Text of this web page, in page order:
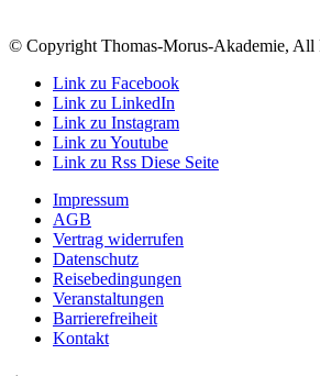
© Copyright Thomas-Morus-Akademie, All
Link zu Facebook
Link zu LinkedIn
Link zu Instagram
Link zu Youtube
Link zu Rss Diese Seite
Impressum
AGB
Vertrag widerrufen
Datenschutz
Reisebedingungen
Veranstaltungen
Barrierefreiheit
Kontakt